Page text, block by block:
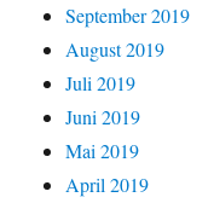
September 2019
August 2019
Juli 2019
Juni 2019
Mai 2019
April 2019